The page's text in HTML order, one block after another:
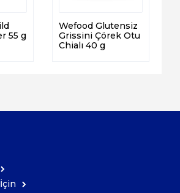
55 g
Wefood Glutensiz
Grissini Çörek Otu
Chialı 40 g